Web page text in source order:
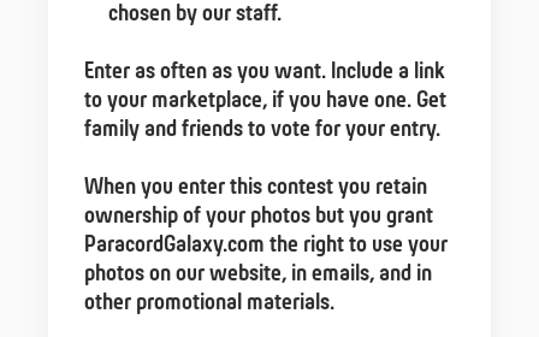
chosen by our staff.
Enter as often as you want. Include a link
to your marketplace, if you have one. Get
family and friends to vote for your entry.
When you enter this contest you retain
ownership of your photos but you grant
ParacordGalaxy.com the right to use your
photos on our website, in emails, and in
other promotional materials.